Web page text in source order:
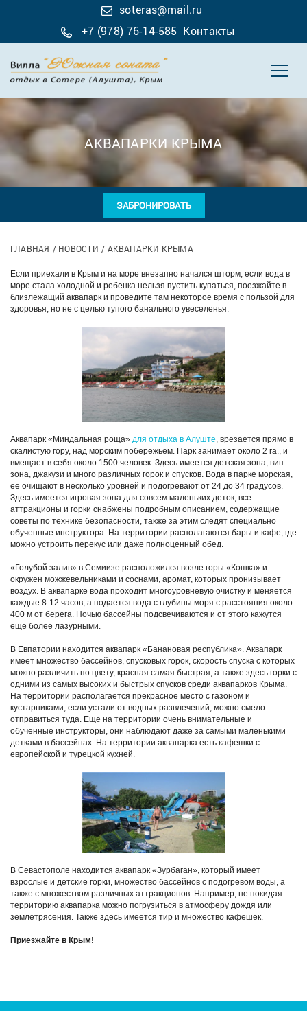
soteras@mail.ru
+7 (978) 76-14-585 Контакты
АКВАПАРКИ КРЫМА
ЗАБРОНИРОВАТЬ
ГЛАВНАЯ НОВОСТИ АКВАПАРКИ КРЫМА
Если приехали в Крым и на море внезапно начался шторм, если вода в
море стала холодной и ребенка нельзя пустить купаться, поезжайте в
близлежащий аквапарк и проведите там некоторое время с пользой для
здоровья, но не с целью тупого банального увеселенья.
Аквапарк «Миндальная роща» для отдыха в Алуште, врезается прямо в
скалистую гору, над морским побережьем. Парк занимает около 2 га., и
вмещает в себя около 1500 человек. Здесь имеется детская зона, вип
зона, джакузи и много различных горок и спусков. Вода в парке морская,
ее очищают в несколько уровней и подогревают от 24 до 34 градусов.
Здесь имеется игровая зона для совсем маленьких деток, все
аттракционы и горки снабжены подробным описанием, содержащие
советы по технике безопасности, также за этим следят специально
обученные инструктора. На территории располагаются бары и кафе, где
можно устроить перекус или даже полноценный обед.
«Голубой залив» в Семиизе расположился возле горы «Кошка» и
окружен можжевельниками и соснами, аромат, которых пронизывает
воздух. В аквапарке вода проходит многоуровневую очистку и меняется
каждые 8-12 часов, а подается вода с глубины моря с расстояния около
400 м от берега. Ночью бассейны подсвечиваются и от этого кажутся
еще более лазурными.
В Евпатории находится аквапарк «Банановая республика». Аквапарк
имеет множество бассейнов, спусковых горок, скорость спуска с которых
можно различить по цвету, красная самая быстрая, а также здесь горки с
одними из самых высоких и быстрых спусков среди аквапарков Крыма.
На территории располагается прекрасное место с газоном и
кустарниками, если устали от водных развлечений, можно смело
отправиться туда. Еще на территории очень внимательные и
обученные инструкторы, они наблюдают даже за самыми маленькими
детками в бассейнах. На территории аквапарка есть кафешки с
европейской и турецкой кухней.
В Севастополе находится аквапарк «Зурбаган», который имеет
взрослые и детские горки, множество бассейнов с подогревом воды, а
также с множеством различных аттракционов. Например, не покидая
территорию аквапарка можно погрузиться в атмосферу дождя или
землетрясения. Также здесь имеется тир и множество кафешек.
Приезжайте в Крым!